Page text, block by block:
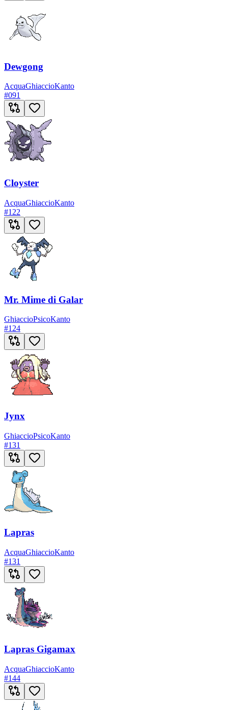
Dewgong
AcquaGhiaccioKanto
#091
Cloyster
AcquaGhiaccioKanto
#122
Mr. Mime di Galar
GhiaccioPsicoKanto
#124
Jynx
GhiaccioPsicoKanto
#131
Lapras
AcquaGhiaccioKanto
#131
Lapras Gigamax
AcquaGhiaccioKanto
#144